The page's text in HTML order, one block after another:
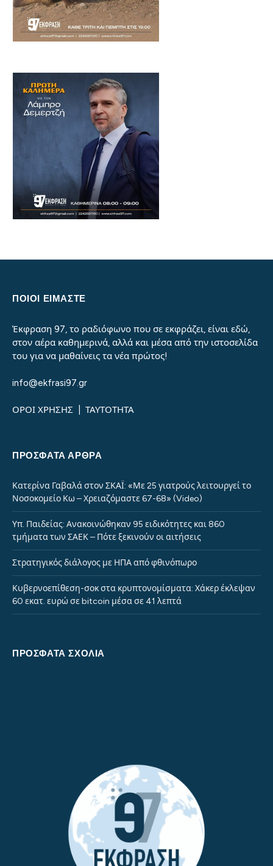
ΠΟΙΟΙ ΕΙΜΑΣΤΕ
Έκφραση 97, το ραδιόφωνο που σε εκφράζει, είναι εδώ,
στον αέρα καθημερινά, αλλά και μέσα από την ιστοσελίδα
του για να μαθαίνεις τα νέα πρώτος!
info@ekfrasi97.gr
ΟΡΟΙ ΧΡΗΣΗΣ ΤΑΥΤΟΤΗΤΑ
ΠΡΌΣΦΑΤΑ ΆΡΘΡΑ
Κατερίνα Γαβαλά στον ΣΚΑΪ: «Με 25 γιατρούς λειτουργεί το
Νοσοκομείο Κω – Χρειαζόμαστε 67-68» (Video)
Υπ. Παιδείας: Ανακοινώθηκαν 95 ειδικότητες και 860
τμήματα των ΣΑΕΚ – Πότε ξεκινούν οι αιτήσεις
Στρατηγικός διάλογος με ΗΠΑ από φθινόπωρο
Κυβερνοεπίθεση-σοκ στα κρυπτονομίσματα: Χάκερ έκλεψαν
60 εκατ. ευρώ σε bitcoin μέσα σε 41 λεπτά
ΠΡΌΣΦΑΤΑ ΣΧΌΛΙΑ